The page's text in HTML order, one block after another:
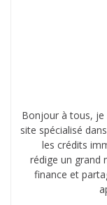
Bonjour à tous, je
site spécialisé
les crédits
rédige un grand
finance et